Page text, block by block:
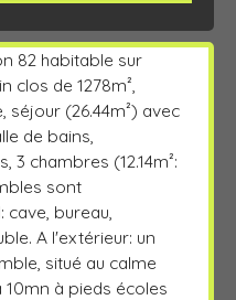
82 habitable sur
clos de 1278m²,
séjour (26.44m²) avec
de bains,
chambres (12.14m²:
sont
bureau,
A l'extérieur: un
situé au calme
à pieds écoles